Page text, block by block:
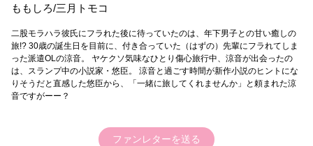
ももしろ/三月トモコ
二股モラハラ彼氏にフラれた後に待っていたのは、年下男子との甘い癒しの
旅!? 30歳の誕生日を目前に、付き合っていた（はずの）先輩にフラれてしま
った派遣OLの涼音。 ヤケクソ気味なひとり傷心旅行中、涼音が出会ったの
は、スランプ中の小説家・悠臣。 涼音と過ごす時間が新作小説のヒントにな
りそうだと直感した悠臣から、「一緒に旅してくれませんか」と頼まれた涼
音ですがーー？
ファンレターを送る